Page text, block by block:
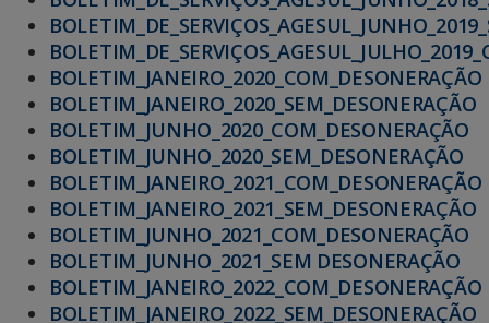
BOLETIM_JANEIRO_2020_COM_DESONERAÇÃO
BOLETIM_JANEIRO_2020_SEM_DESONERAÇÃO
BOLETIM_JUNHO_2020_COM_DESONERAÇÃO
BOLETIM_JUNHO_2020_SEM_DESONERAÇÃO
BOLETIM_JANEIRO_2021_COM_DESONERAÇÃO
BOLETIM_JANEIRO_2021_SEM_DESONERAÇÃO
BOLETIM_JUNHO_2021_COM_DESONERAÇÃO
BOLETIM_JUNHO_2021_SEM DESONERAÇÃO
BOLETIM_JANEIRO_2022_COM_DESONERAÇÃO
BOLETIM_JANEIRO_2022_SEM_DESONERAÇÃO